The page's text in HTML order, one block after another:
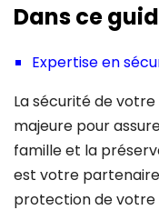
Dans ce
Expertise en
La sécurité de
majeure pour
famille et la
est votre
protection de votre